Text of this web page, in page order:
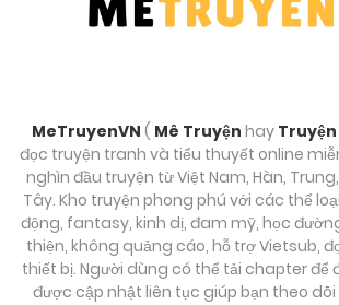
MeTruyenVN ( Mê Truyện hay Truyện
đọc truyện tranh và tiểu thuyết online
nghìn đầu truyện từ Việt Nam, Hàn,
Tây. Kho truyện phong phú với các thể
động, fantasy, kinh dị, đam mỹ, học
thiện, không quảng cáo, hỗ trợ Vietsub,
thiết bị. Người dùng có thể tải chapter để
được cập nhật liên tục giúp bạn theo